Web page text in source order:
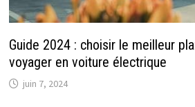
Guide 2024 : choisir le meilleur
voyager en voiture électrique
juin 7, 2024